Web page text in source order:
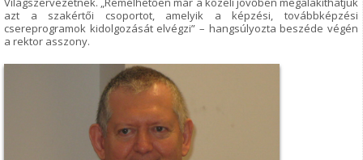
azt a szakértői csoportot, amelyik a képzési, továbbképzési
csereprogramok kidolgozását elvégzi” – hangsúlyozta beszéde végén
a rektor asszony.